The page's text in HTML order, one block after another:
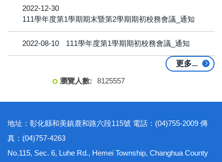
2022-12-30
111學年度第1學期期末暨第2學期期初校務會議_通知
2022-08-10 111學年度第1學期期初校務會議_通知
更多...
8125557
地址：彰化縣和美鎮鹿和路六段115號 電話：(04)755-2009 傳
真：(04)757-4263
No.115, Sec. 6, Luhe Rd., Hemei Township, Changhua County